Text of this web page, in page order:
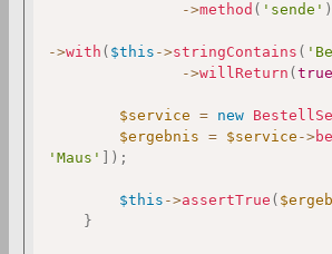
->method ( 'sende' )
->with ( $this ->stringContains (
->willReturn (true
$service = new
$ergebnis
= $service ->
'Maus'
) ;
$this ->assertTrue (
}